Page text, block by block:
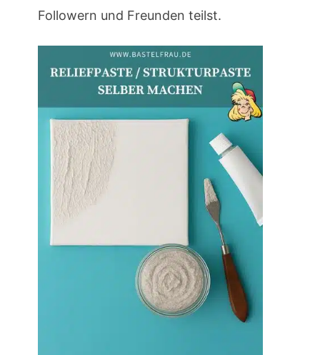
Followern und Freunden teilst.